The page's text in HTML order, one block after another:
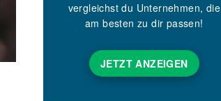
vergleichst du Unternehmen, die
am besten zu dir passen!
JETZT ANZEIGEN